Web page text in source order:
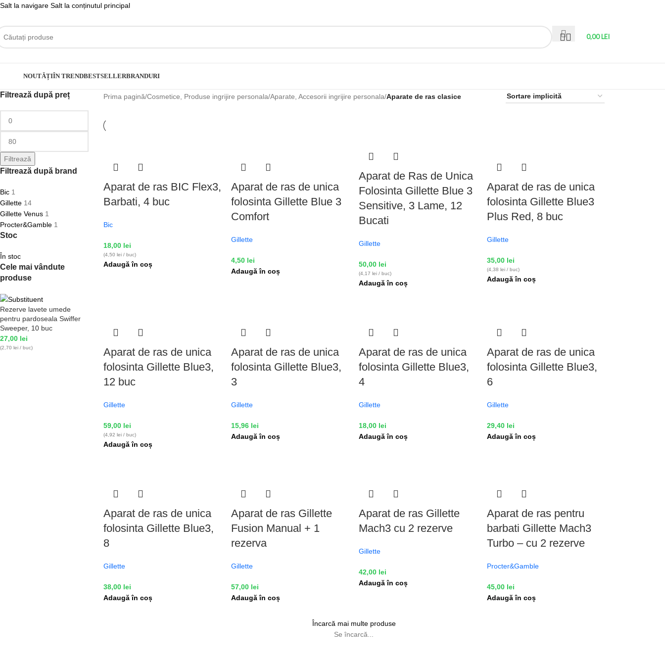
Salt la navigare Salt la conținutul principal
0,00LEI
NOUTĂȚIÎN TRENDBESTSELLERBRANDURI
Filtrează după preț
Filtrează
Filtrează după brand
Bic 1
Gillette 14
Gillette Venus 1
Procter&Gamble 1
Stoc
În stoc
Cele mai vândute
produse
Rezerve lavete umede
pentru pardoseala Swiffer
Sweeper, 10 buc
27,00 lei
(2,70 lei / buc)
Prima pagină/Cosmetice, Produse ingrijire personala/Aparate, Accesorii ingrijire personala/Aparate de ras clasice
Aparat de ras BIC Flex3,
Barbati, 4 buc
Bic
18,00 lei
(4,50 lei / buc)
Adaugă în coș
Aparat de ras de unica
folosinta Gillette Blue 3
Comfort
Gillette
4,50 lei
Adaugă în coș
Aparat de Ras de Unica
Folosinta Gillette Blue 3
Sensitive, 3 Lame, 12
Bucati
Gillette
50,00 lei
(4,17 lei / buc)
Adaugă în coș
Aparat de ras de unica
folosinta Gillette Blue3
Plus Red, 8 buc
Gillette
35,00 lei
(4,38 lei / buc)
Adaugă în coș
Aparat de ras de unica
folosinta Gillette Blue3,
12 buc
Gillette
59,00 lei
(4,92 lei / buc)
Adaugă în coș
Aparat de ras de unica
folosinta Gillette Blue3,
3
Gillette
15,96 lei
Adaugă în coș
Aparat de ras de unica
folosinta Gillette Blue3,
4
Gillette
18,00 lei
Adaugă în coș
Aparat de ras de unica
folosinta Gillette Blue3,
6
Gillette
29,40 lei
Adaugă în coș
Aparat de ras de unica
folosinta Gillette Blue3,
8
Gillette
38,00 lei
Adaugă în coș
Aparat de ras Gillette
Fusion Manual + 1
rezerva
Gillette
57,00 lei
Adaugă în coș
Aparat de ras Gillette
Mach3 cu 2 rezerve
Gillette
42,00 lei
Adaugă în coș
Aparat de ras pentru
barbati Gillette Mach3
Turbo – cu 2 rezerve
Procter&Gamble
45,00 lei
Adaugă în coș
Încarcă mai multe produse
Se încarcă...